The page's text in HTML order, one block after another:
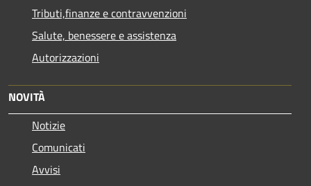
Tributi,finanze e contravvenzioni
Salute, benessere e assistenza
Autorizzazioni
NOVITÀ
Notizie
Comunicati
Avvisi